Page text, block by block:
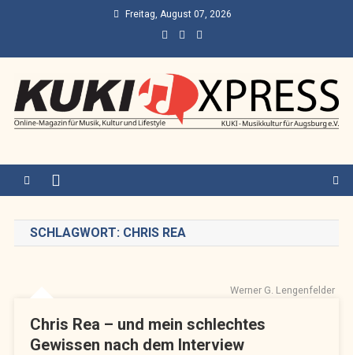
Freitag, August 07, 2026
SCHLAGWORT: CHRIS REA
Werner G. Lengenfelder
Chris Rea – und mein schlechtes
Gewissen nach dem Interview